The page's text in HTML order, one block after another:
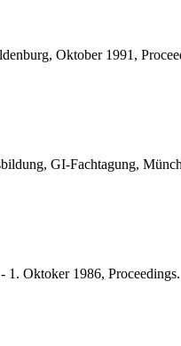
Oktober 1991,
GI-Fachtagung,
Oktoker 1986, Proceedings.